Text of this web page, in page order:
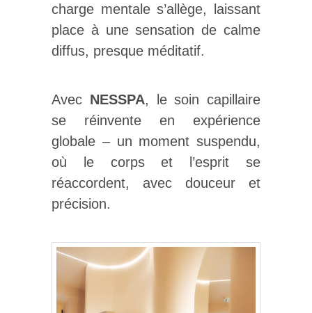
charge mentale s’allège, laissant
place à une sensation de calme
diffus, presque méditatif.
Avec NESSPA, le soin capillaire
se réinvente en expérience
globale – un moment suspendu,
où le corps et l’esprit se
réaccordent, avec douceur et
précision.